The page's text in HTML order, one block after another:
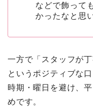
などで飾って
かったなと思
一方で「スタッフが
というポジティブな
時期・曜日を避け、
めです。